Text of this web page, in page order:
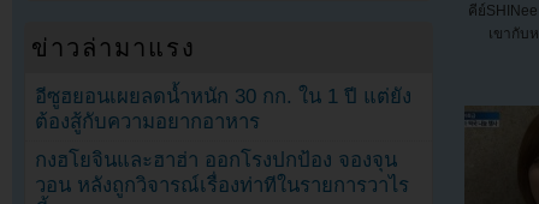
คีย์
เขากับ
ข่าวล่ามาแรง
อีซูฮยอนเผยลดน้ำหนัก 30 กก. ใน 1 ปี แต่ยัง
ต้องสู้กับความอยากอาหาร
กงฮโยจินและฮาฮ่า ออกโรงปกป้อง จองจุน
วอน หลังถูกวิจารณ์เรื่องท่าทีในรายการวาไร